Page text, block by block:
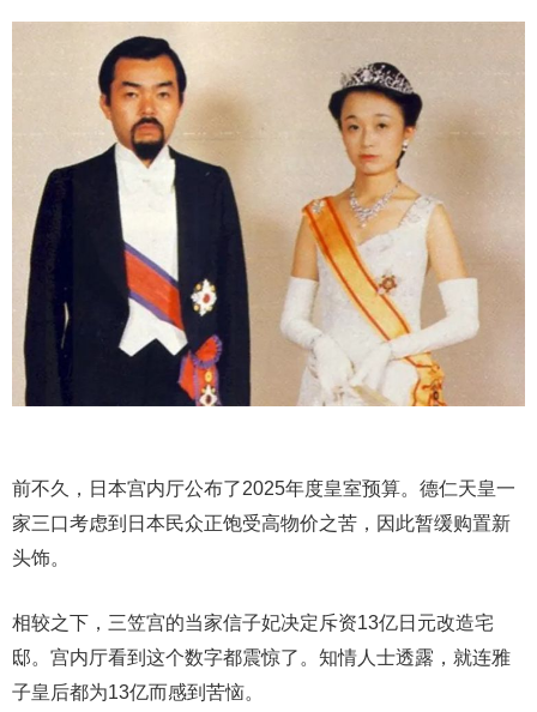
前不久，日本宫内厅公布了2025年度皇室预算。德仁天皇一
家三口考虑到日本民众正饱受高物价之苦，因此暂缓购置新
头饰。
相较之下，三笠宫的当家信子妃决定斥资13亿日元改造宅
邸。宫内厅看到这个数字都震惊了。知情人士透露，就连雅
子皇后都为13亿而感到苦恼。